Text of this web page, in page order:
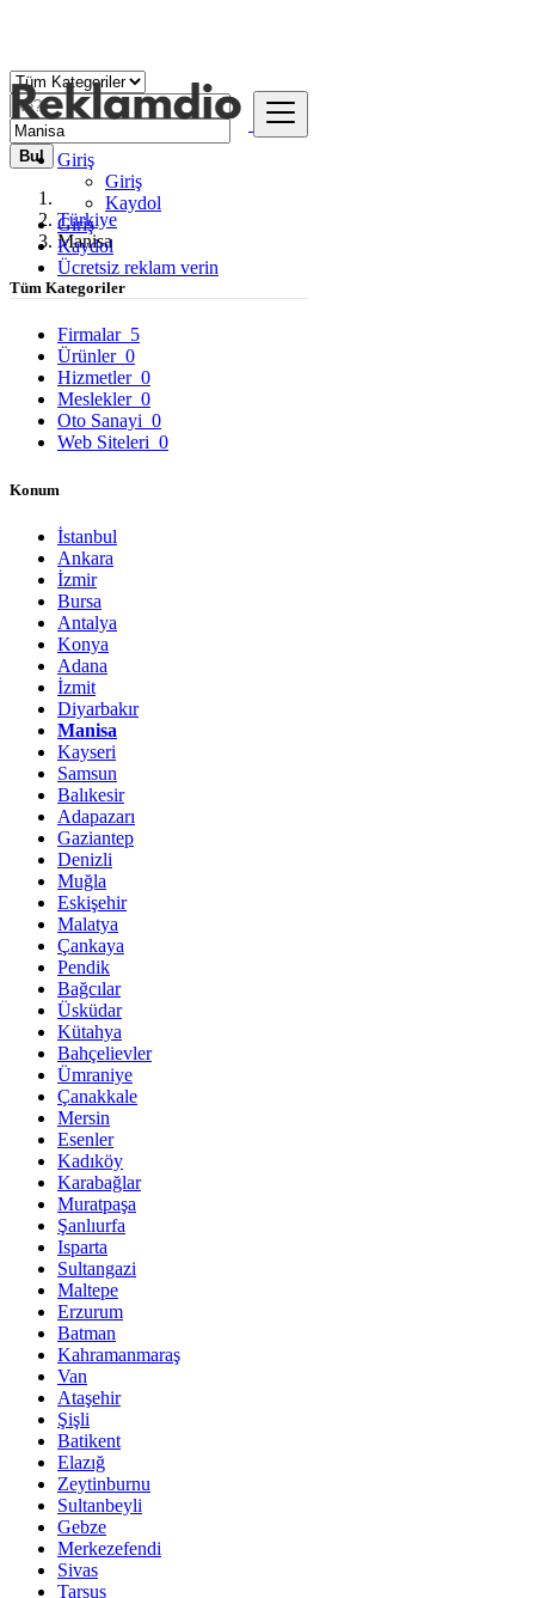
Giriş
Giriş
Kaydol
Giriş
Kaydol
Ücretsiz reklam verin
Bul
Türkiye
Manisa
Tüm Kategoriler
Firmalar 5
Ürünler 0
Hizmetler 0
Meslekler 0
Oto Sanayi 0
Web Siteleri 0
Konum
İstanbul
Ankara
İzmir
Bursa
Antalya
Konya
Adana
İzmit
Diyarbakır
Manisa
Kayseri
Samsun
Balıkesir
Adapazarı
Gaziantep
Denizli
Muğla
Eskişehir
Malatya
Çankaya
Pendik
Bağcılar
Üsküdar
Kütahya
Bahçelievler
Ümraniye
Çanakkale
Mersin
Esenler
Kadıköy
Karabağlar
Muratpaşa
Şanlıurfa
Isparta
Sultangazi
Maltepe
Erzurum
Batman
Kahramanmaraş
Van
Ataşehir
Şişli
Batikent
Elazığ
Zeytinburnu
Sultanbeyli
Gebze
Merkezefendi
Sivas
Tarsus